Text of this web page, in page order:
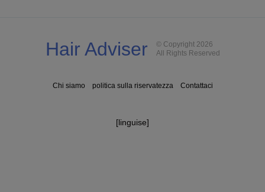
Hair Adviser
© Copyright 2026
All Rights Reserved
Chi siamo politica sulla riservatezza Contattaci
[linguise]